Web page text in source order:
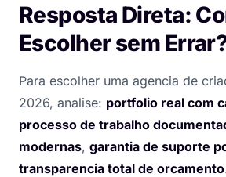
Resposta Direta:
Escolher sem
Para escolher uma agencia de
2026, analise: portfolio real com
processo de trabalho
modernas, garantia de suporte
transparencia total de orcamento